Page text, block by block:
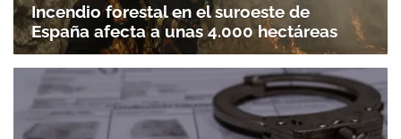
Incendio forestal en el suroeste de
España afecta a unas 4.000 hectáreas